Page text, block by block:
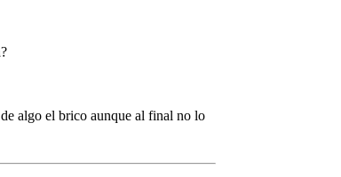
algo el brico aunque al final no lo